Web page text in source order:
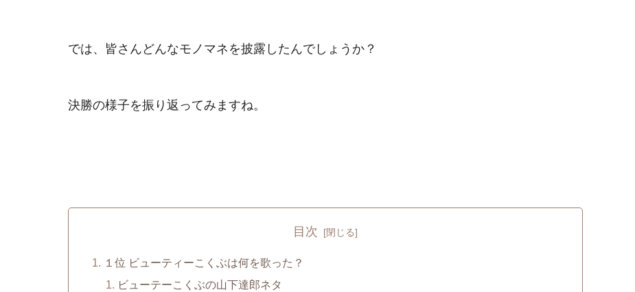
では、皆さんどんなモノマネを披露したんでしょうか？
決勝の様子を振り返ってみますね。
目次
１位 ビューティーこくぶは何を歌った？
ビューテーこくぶの山下達郎ネタ